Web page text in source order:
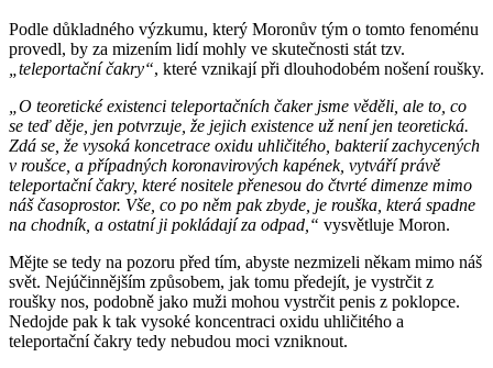
Podle důkladného výzkumu, který Moronův tým o tomto fenoménu
provedl, by za mizením lidí mohly ve skutečnosti stát tzv.
„teleportační čakry“, které vznikají při dlouhodobém nošení roušky.
„O teoretické existenci teleportačních čaker jsme věděli, ale to, co
se teď děje, jen potvrzuje, že jejich existence už není jen teoretická.
Zdá se, že vysoká koncetrace oxidu uhličitého, bakterií zachycených
v roušce, a případných koronavirových kapének, vytváří právě
teleportační čakry, které nositele přenesou do čtvrté dimenze mimo
náš časoprostor. Vše, co po něm pak zbyde, je rouška, která spadne
na chodník, a ostatní ji pokládají za odpad,“ vysvětluje Moron.
Mějte se tedy na pozoru před tím, abyste nezmizeli někam mimo náš
svět. Nejúčinnějším způsobem, jak tomu předejít, je vystrčit z
roušky nos, podobně jako muži mohou vystrčit penis z poklopce.
Nedojde pak k tak vysoké koncentraci oxidu uhličitého a
teleportační čakry tedy nebudou moci vzniknout.